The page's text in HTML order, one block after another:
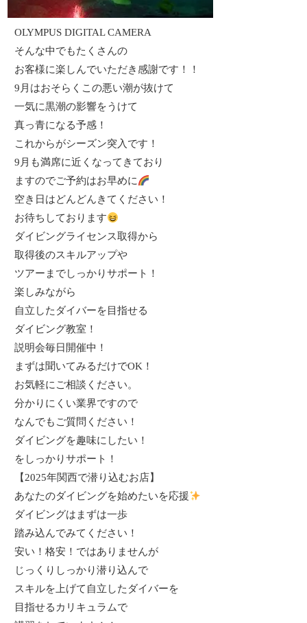
OLYMPUS DIGITAL CAMERA
そんな中でもたくさんの
お客様に楽しんでいただき感謝です！！
9月はおそらくこの悪い潮が抜けて
一気に黒潮の影響をうけて
真っ青になる予感！
これからがシーズン突入です！
9月も満席に近くなってきており
ますのでご予約はお早めに
空き日はどんどんきてください！
お待ちしております
ダイビングライセンス取得から
取得後のスキルアップや
ツアーまでしっかりサポート！
楽しみながら
自立したダイバーを目指せる
ダイビング教室！
説明会毎日開催中！
まずは聞いてみるだけでOK ！
お気軽にご相談ください。
分かりにくい業界ですので
なんでもご質問ください！
ダイビングを趣味にしたい！
をしっかりサポート！
【 2025年関西で潜り込むお店】
あなたのダイビングを始めたいを応援
ダイビングはまずは一歩
踏み込んでみてください！
安い！格安！ではありませんが
じっくりしっかり潜り込んで
スキルを上げて自立したダイバーを
目指せるカリキュラムで